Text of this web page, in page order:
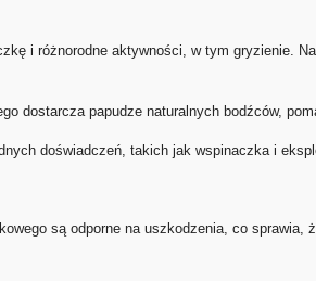
i różnorodne aktywności, w tym gryzienie.
dostarcza papudze naturalnych bodźców,
doświadczeń, takich jak wspinaczka i
są odporne na uszkodzenia, co sprawia,